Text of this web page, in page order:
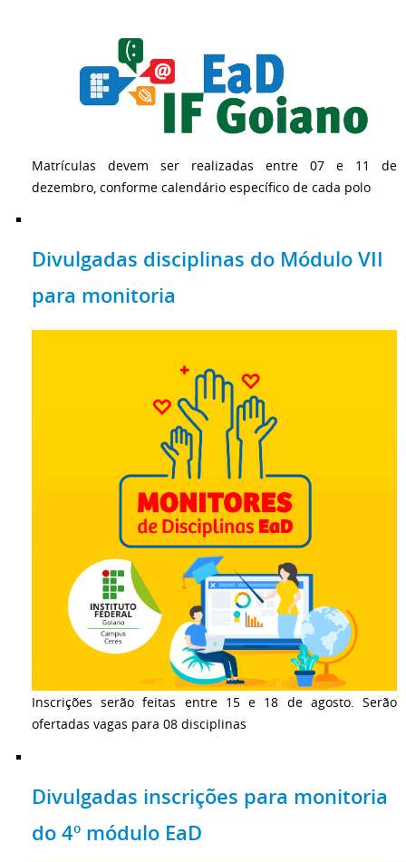
Matrículas devem ser realizadas entre 07 e 11 de
dezembro, conforme calendário específico de cada polo
Divulgadas disciplinas do Módulo VII
para monitoria
Inscrições serão feitas entre 15 e 18 de agosto. Serão
ofertadas vagas para 08 disciplinas
Divulgadas inscrições para monitoria
do 4º módulo EaD